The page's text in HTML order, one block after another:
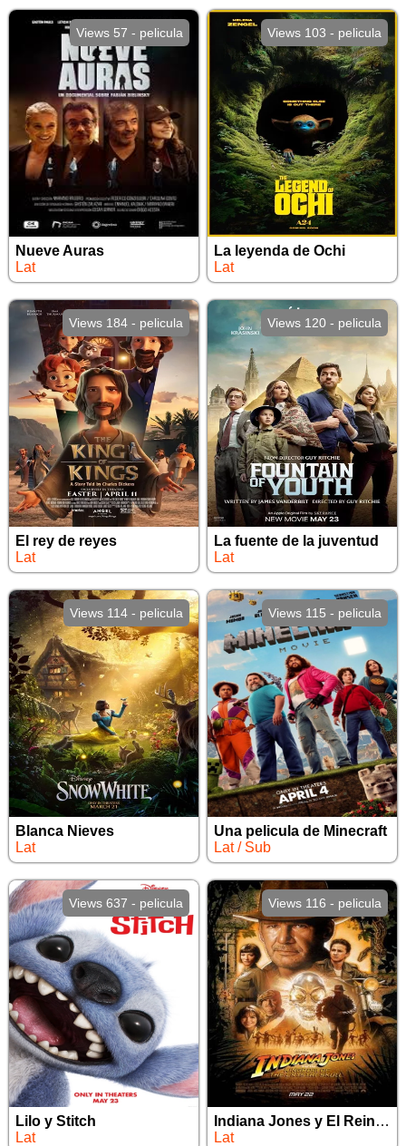
Views 57 - pelicula
Nueve Auras
Lat
Views 103 - pelicula
La leyenda de Ochi
Lat
Views 184 - pelicula
El rey de reyes
Lat
Views 120 - pelicula
La fuente de la juventud
Lat
Views 114 - pelicula
Blanca Nieves
Lat
Views 115 - pelicula
Una pelicula de Minecraft
Lat / Sub
Views 637 - pelicula
Lilo y Stitch
Lat
Views 116 - pelicula
Indiana Jones y El Reino de La Calavera de Cristal
Lat